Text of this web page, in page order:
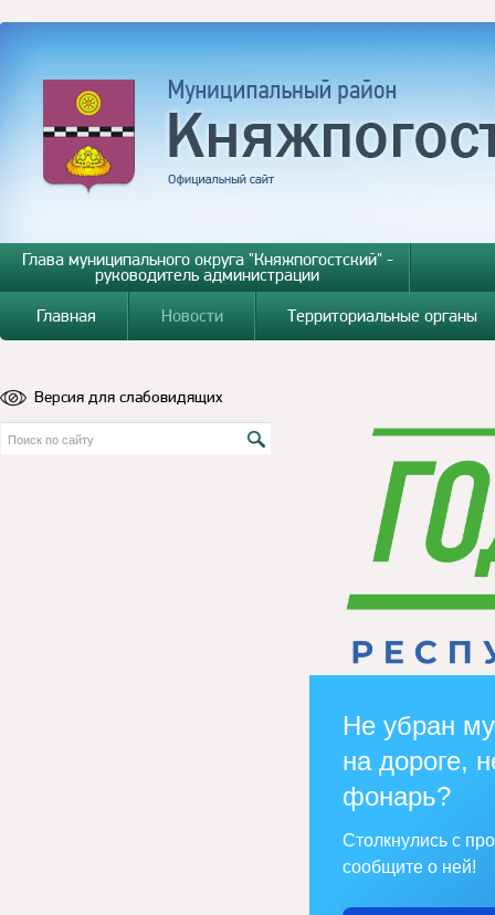
Глава муниципального округа "Княжпогостский" -
руководитель администрации
Главная
Новости Территориальные органы
Версия для слабовидящих
Не убран
на дороге,
фонарь?
Столкнулись с
сообщите о ней!